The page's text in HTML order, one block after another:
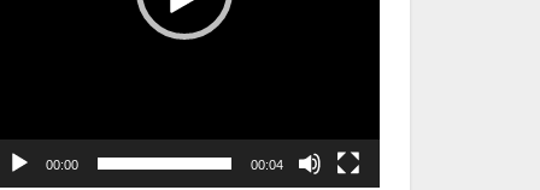
00:00 00:04